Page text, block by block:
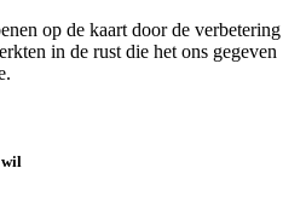
op de kaart door de verbetering
in de rust die het ons gegeven
wil